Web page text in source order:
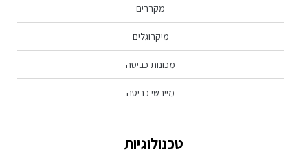
מקררים
מיקרוגלים
מכונות כביסה
מייבשי כביסה
טכנולוגיות